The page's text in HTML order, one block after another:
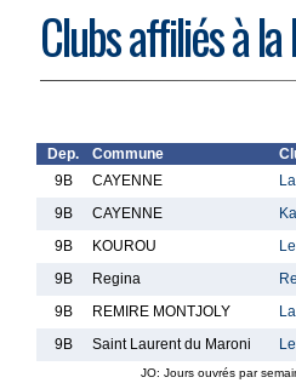
Clubs affiliés à
Dep. Commune
9B
CAYENNE
9B
CAYENNE
9B
KOUROU
9B
Regina
9B
REMIRE MONTJOLY
9B
Saint Laurent du Maroni
JO: Jours ouvrés par